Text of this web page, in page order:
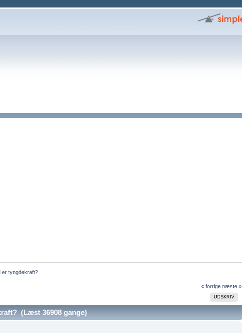
er tyngdekraft?
« forrige næste »
UDSKRIV
(Læst 36908 gange)